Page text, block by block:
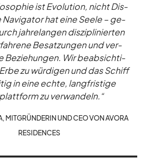
ist Evo­lu­tion, nicht Dis­
Na­vi­ga­tor hat eine Seele – ge­
jah­re­lan­gen dis­zi­pli­nier­ten
Be­sat­zun­gen und ver­
Be­zie­hun­gen. Wir be­ab­sich­ti­
zu wür­di­gen und das Schiff
in eine echte, lang­fris­tige
zu ver­wan­deln.“
MIT­GRÜN­DE­RIN UND CEO VON AVORA
RE­SI­DEN­CES